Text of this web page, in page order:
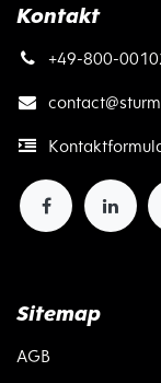
Kontakt
+49-800-
contact@
Sitemap
AGB